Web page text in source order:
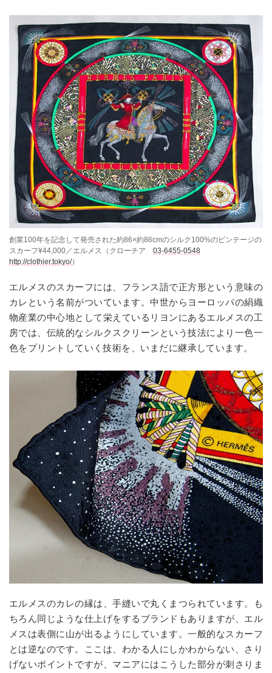
創業100年を記念して発売された約86×約86cmのシルク100%のビンテージの
スカーフ¥44,000／エルメス（クローチア 03-6455-0548
http://clothier.tokyo/）
エルメスのスカーフには、フランス語で正方形という意味の
カレという名前がついています。中世からヨーロッパの絹織
物産業の中心地として栄えているリヨンにあるエルメスの工
房では、伝統的なシルクスクリーンという技法により一色一
色をプリントしていく技術を、いまだに継承しています。
エルメスのカレの縁は、手縫いで丸くまつられています。も
ちろん同じような仕上げをするブランドもありますが、エル
メスは表側に山が出るようにしています。一般的なスカーフ
とは逆なのです。ここは、わかる人にしかわからない、さり
げないポイントですが、マニアにはこうした部分が刺さりま